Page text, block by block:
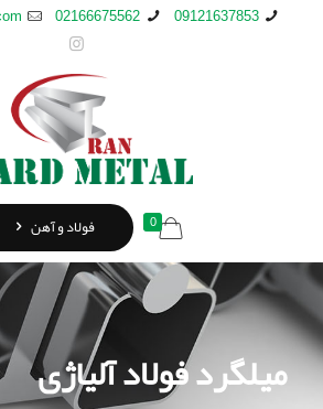
09121637853
02166675562
0 فولاد و آهن
میلگرد فولاد آلیاژی